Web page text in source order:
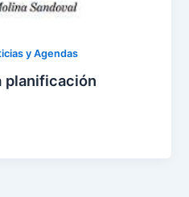
y Agendas
planificación